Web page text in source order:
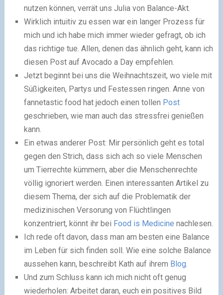
nutzen können, verrät uns Julia von Balance-Akt.
Wirklich intuitiv zu essen war ein langer Prozess für
mich und ich habe mich immer wieder gefragt, ob ich
das richtige tue. Allen, denen das ähnlich geht, kann ich
diesen Post auf Avocado a Day empfehlen.
Jetzt beginnt bei uns die Weihnachtszeit, wo viele mit
Süßigkeiten, Partys und Festessen ringen. Anne von
fannetastic food hat jedoch einen tollen Post
geschrieben, wie man auch das stressfrei genießen
kann.
Ein etwas anderer Post: Mir persönlich geht es total
gegen den Strich, dass sich ach so viele Menschen
um Tierrechte kümmern, aber die Menschenrechte
völlig ignoriert werden. Einen interessanten Artikel zu
diesem Thema, der sich auf die Problematik der
medizinischen Versorung von Flüchtlingen
konzentriert, könnt ihr bei Food is Medicine nachlesen.
Ich rede oft davon, dass man am besten eine Balance
im Leben für sich finden soll. Wie eine solche Balance
aussehen kann, beschreibt Kath auf ihrem Blog
Und zum Schluss kann ich mich nicht oft genug
wiederholen: Arbeitet daran, euch ein positives Bild